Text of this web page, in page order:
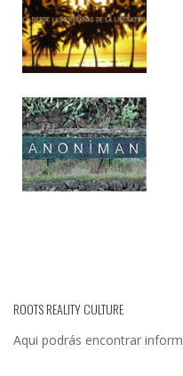
ROOTS REALITY CULTURE
Aqui podrás encontrar